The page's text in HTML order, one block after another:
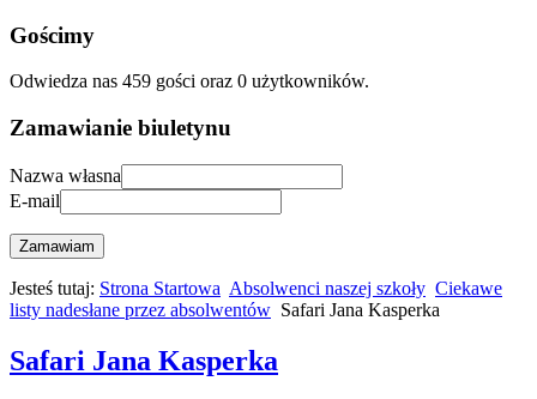
Gościmy
Odwiedza nas 459 gości oraz 0 użytkowników.
Zamawianie biuletynu
Nazwa własna
E-mail
Zamawiam
Jesteś tutaj: Strona Startowa Absolwenci naszej szkoły Ciekawe
listy nadesłane przez absolwentów Safari Jana Kasperka
Safari Jana Kasperka